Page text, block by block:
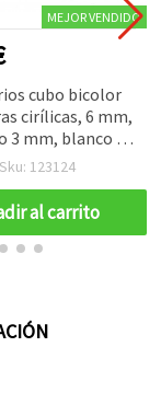
MEJOR VENDIDO
cubo bicolor
cirílicas, 6 mm,
3 mm, blanco y
20 g (~125 uds)
Sku: 123124
al carrito